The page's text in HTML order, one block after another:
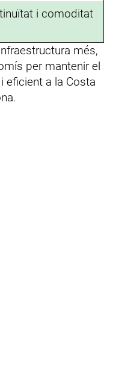
i comoditat
més,
per mantenir el
eficient a la Costa